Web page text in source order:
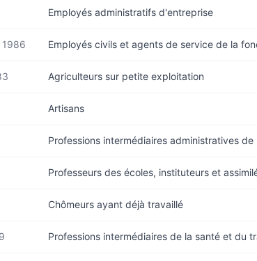
Employés administratifs d'entreprise
Employés civils et agents de service de la
Agriculteurs sur petite exploitation
Artisans
Professions intermédiaires administratives
Professeurs des écoles, instituteurs et
Chômeurs ayant déjà travaillé
Professions intermédiaires de la santé et du